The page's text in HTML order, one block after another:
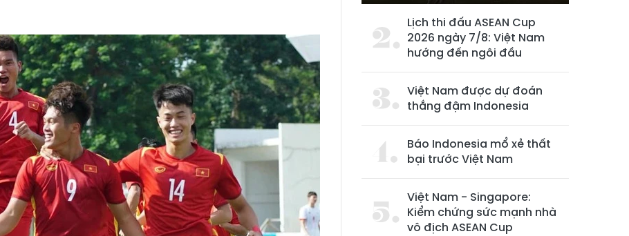
Lịch thi đấu ASEAN Cup
2026 ngày 7/8: Việt Nam
hướng đến ngôi đầu
Việt Nam được dự đoán
thắng đậm Indonesia
Báo Indonesia mổ xẻ thất
bại trước Việt Nam
Việt Nam - Singapore:
Kiểm chứng sức mạnh nhà
vô địch ASEAN Cup